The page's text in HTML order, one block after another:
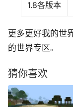
1.8各版本
更多更好我的世
的世界专区。
猜你喜欢